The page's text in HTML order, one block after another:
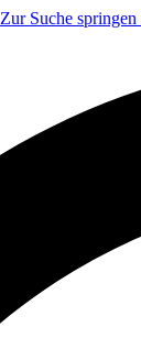
Zur Suche springen